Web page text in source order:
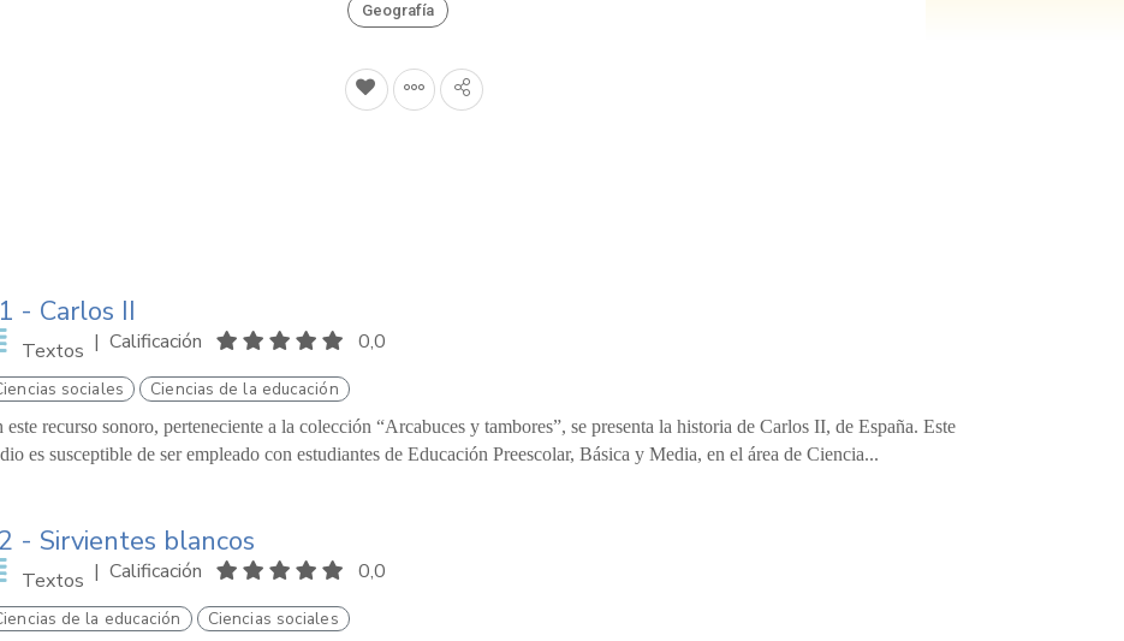
Geografía
- Carlos II
Textos | Calificación 0,0
sociales Ciencias de la educación
este recurso sonoro, perteneciente a la colección “Arcabuces y tambores”, se presenta la historia de Carlos II, de España. Este
es susceptible de ser empleado con estudiantes de Educación Preescolar, Básica y Media, en el área de Ciencia...
- Sirvientes blancos
Textos | Calificación 0,0
de la educación Ciencias sociales